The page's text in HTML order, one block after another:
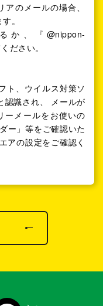
のメールの場合、
。
、『@nippon-
ださい。
ト、ウイルス対策ソ
認識され、 メールが
ーメールをお使いの
ー」等をご確認いた
アの設定をご確認く